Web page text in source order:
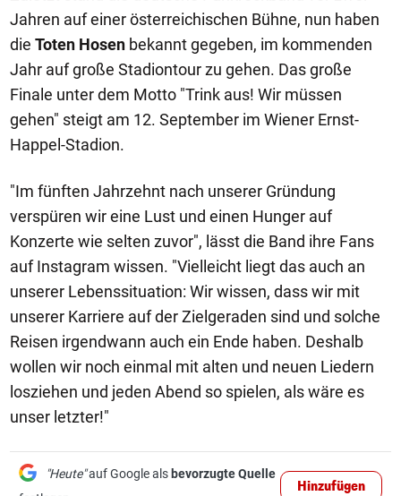
Jahren auf einer österreichischen Bühne, nun haben
die Toten Hosen bekannt gegeben, im kommenden
Jahr auf große Stadiontour zu gehen. Das große
Finale unter dem Motto "Trink aus! Wir müssen
gehen" steigt am 12. September im Wiener Ernst-
Happel-Stadion.
"Im fünften Jahrzehnt nach unserer Gründung
verspüren wir eine Lust und einen Hunger auf
Konzerte wie selten zuvor", lässt die Band ihre Fans
auf Instagram wissen. "Vielleicht liegt das auch an
unserer Lebenssituation: Wir wissen, dass wir mit
unserer Karriere auf der Zielgeraden sind und solche
Reisen irgendwann auch ein Ende haben. Deshalb
wollen wir noch einmal mit alten und neuen Liedern
losziehen und jeden Abend so spielen, als wäre es
unser letzter!"
"Heute"auf Google als bevorzugte Quelle
Hinzufügen